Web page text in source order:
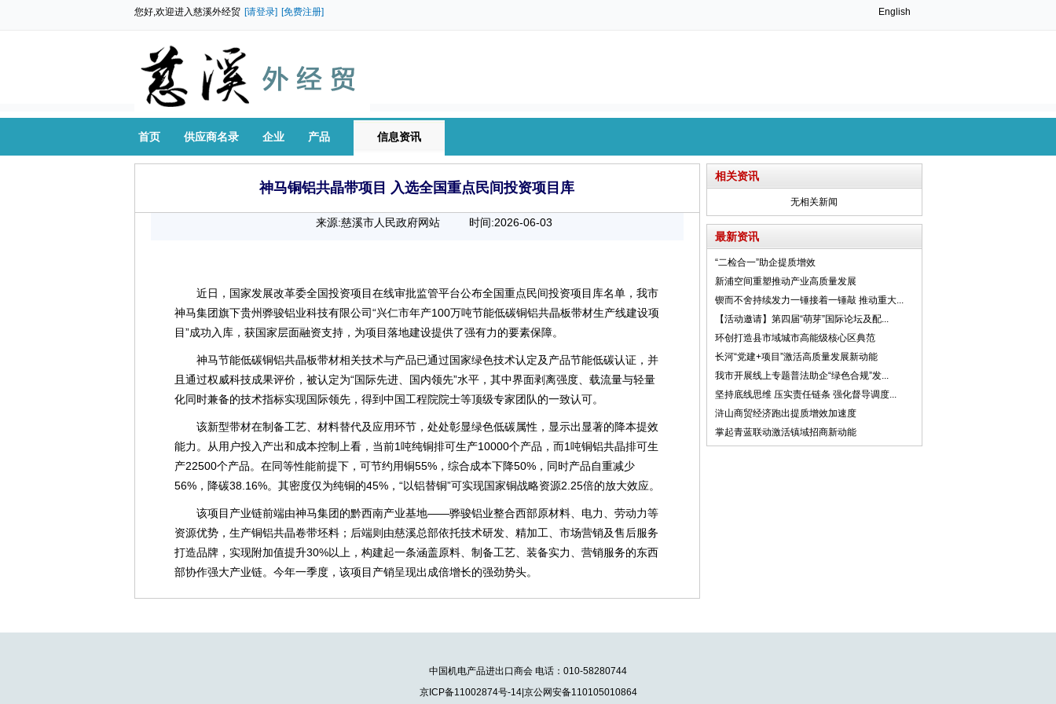
您好,欢迎进入慈溪外经贸 [请登录] [免费注册] English
首页 供应商名录 企业 产品 信息资讯
神马铜铝共晶带项目 入选全国重点民间投资项目库
来源:慈溪市人民政府网站
时间:2026-06-03
近日，国家发展改革委全国投资项目在线审批监管平台公布全国重点民间投资项目库名单，我市
神马集团旗下贵州骅骏铝业科技有限公司“兴仁市年产100万吨节能低碳铜铝共晶板带材生产线建设项
目”成功入库，获国家层面融资支持，为项目落地建设提供了强有力的要素保障。
神马节能低碳铜铝共晶板带材相关技术与产品已通过国家绿色技术认定及产品节能低碳认证，并
且通过权威科技成果评价，被认定为“国际先进、国内领先”水平，其中界面剥离强度、载流量与轻量
化同时兼备的技术指标实现国际领先，得到中国工程院院士等顶级专家团队的一致认可。
该新型带材在制备工艺、材料替代及应用环节，处处彰显绿色低碳属性，显示出显著的降本提效
能力。从用户投入产出和成本控制上看，当前1吨纯铜排可生产10000个产品，而1吨铜铝共晶排可生
产22500个产品。在同等性能前提下，可节约用铜55%，综合成本下降50%，同时产品自重减少
56%，降碳38.16%。其密度仅为纯铜的45%，“以铝替铜”可实现国家铜战略资源2.25倍的放大效应。
该项目产业链前端由神马集团的黔西南产业基地——骅骏铝业整合西部原材料、电力、劳动力等
资源优势，生产铜铝共晶卷带坯料；后端则由慈溪总部依托技术研发、精加工、市场营销及售后服务
打造品牌，实现附加值提升30%以上，构建起一条涵盖原料、制备工艺、装备实力、营销服务的东西
部协作强大产业链。今年一季度，该项目产销呈现出成倍增长的强劲势头。
相关资讯
无相关新闻
最新资讯
“二检合一”助企提质增效
新浦空间重塑推动产业高质量发展
锲而不舍持续发力一锤接着一锤敲 推动重大...
【活动邀请】第四届“萌芽”国际论坛及配...
环创打造县市域城市高能级核心区典范
长河“党建+项目”激活高质量发展新动能
我市开展线上专题普法助企“绿色合规”发...
坚持底线思维 压实责任链条 强化督导调度...
浒山商贸经济跑出提质增效加速度
掌起青蓝联动激活镇域招商新动能
中国机电产品进出口商会 电话：010-58280744
京ICP备11002874号-14|京公网安备110105010864